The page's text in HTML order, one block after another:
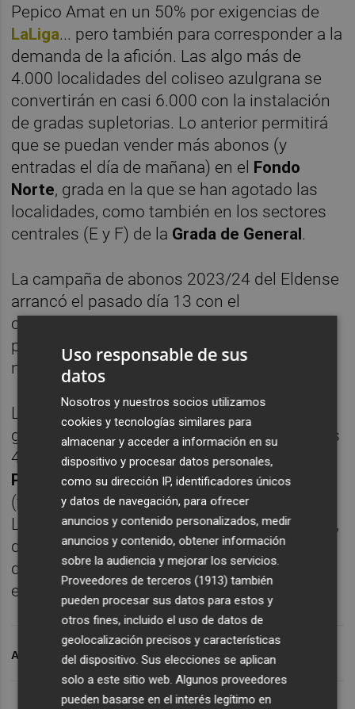
Pepico Amat en un 50% por exigencias de
LaLiga... pero también para corresponder a la
demanda de la afición. Las algo más de
4.000 localidades del coliseo azulgrana se
convertirán en casi 6.000 con la instalación
de gradas supletorias. Lo anterior permitirá
que se puedan vender más abonos (y
entradas el día de mañana) en el Fondo
Norte, grada en la que se han agotado las
localidades, como también en los sectores
centrales (E y F) de la Grada de General.
La campaña de abonos 2023/24 del Eldense
arrancó el pasado día 13 con el
correspondiente plazo para renovaciones,
pero desde el jueves es posible tramitar
nuevas altas.
Los precios de los abonos
general oscilan entre 150 de los fondos y los
480 euros de laGrada de Tribunadel
Pepico Amat en la modalidad de adulto
(también existe la infantil, más económica).
Los que renuevan su adhesión, sin embargo,
disfrutan de un precio bonificado: en el caso
de los adultos estos pagan entre 95 y 420
euros en función de la localidad.
ARCHIVADO EN CD ELDENSE
Uso responsable de sus
datos
Nosotros y nuestros socios utilizamos
cookies y tecnologías similares para
almacenar y acceder a información en su
dispositivo y procesar datos personales,
como su dirección IP, identificadores únicos
y datos de navegación, para ofrecer
anuncios y contenido personalizados, medir
anuncios y contenido, obtener información
sobre la audiencia y mejorar los servicios.
Proveedores de terceros (1913) también
pueden procesar sus datos para estos y
otros fines, incluido el uso de datos de
geolocalización precisos y características
del dispositivo. Sus elecciones se aplican
solo a este sitio web. Algunos proveedores
pueden basarse en el interés legítimo en